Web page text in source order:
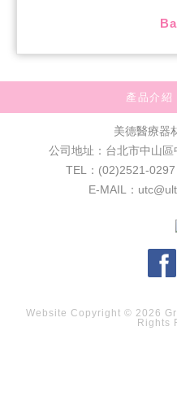
產品介紹
美德醫療器
公司地址：台北市中山
TEL：(02)2521-
E-MAIL：
Website Copyright © 2026
Rights